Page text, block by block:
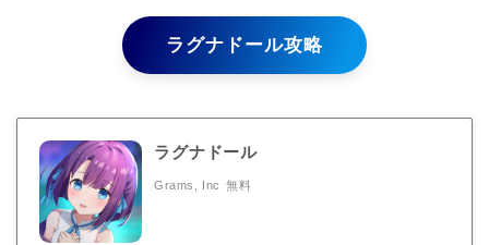
ラグナドール攻略
ラグナドール
Grams, Inc 無料